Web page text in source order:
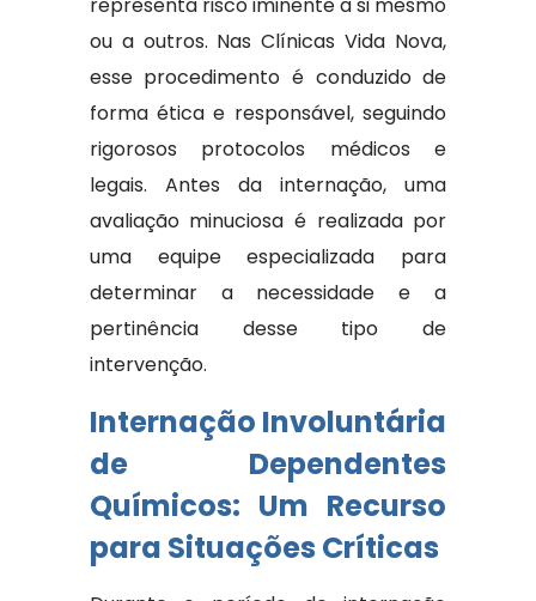
ou a outros. Nas Clínicas Vida Nova,
esse procedimento é conduzido de
forma ética e responsável, seguindo
rigorosos protocolos médicos e
legais. Antes da internação, uma
avaliação minuciosa é realizada por
uma equipe especializada para
determinar a necessidade e a
pertinência desse tipo de
intervenção.
Internação Involuntária
de Dependentes
Químicos: Um Recurso
para Situações Críticas